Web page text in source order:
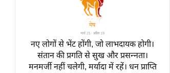
लाइफस्टाइल
टेक्नॉलॉजी
ब्यूटी/फैशन
घरेलू नुस्खे
नए लोगों से भेंट होंगी, जो लाभदायक होगी।
संतान की प्रगति से सुख और प्रसन्नता।
मनमर्जी नहीं चलेगी, मर्यादा में रहें। धन प्राप्ति